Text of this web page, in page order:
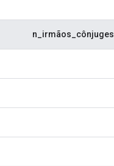
n_irmãos_cônjuges